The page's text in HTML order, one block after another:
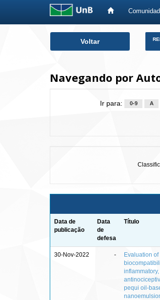
Voltar
Navegando por
Ir para: 0-9 A
Data de
publicação
Data
de
defesa
Título
30-Nov-2022 -
Evaluation of
pequi oil-